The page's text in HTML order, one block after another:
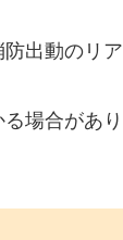
出動のリア
場合があり